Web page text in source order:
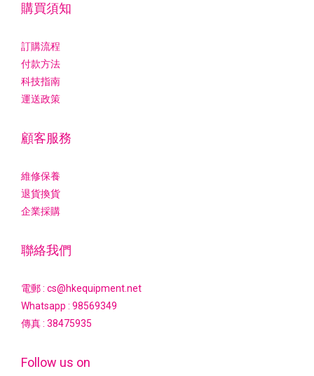
購買須知
訂購流程
付款方法
科技指南
運送政策
顧客服務
維修保養
退貨換貨
企業採購
聯絡我們
電郵 : cs@hkequipment.net
Whatsapp : 98569349
傳真 : 38475935
Follow us on